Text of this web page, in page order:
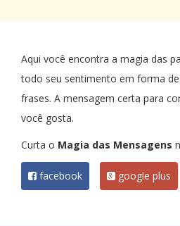
Aqui você encontra a magia das
todo seu sentimento em forma
frases. A mensagem certa para
você gosta.
Curta o Magia das Mensagens
facebook google plus